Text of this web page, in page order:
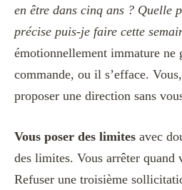
en être dans cinq ans ? Quelle
précise puis-je faire cette
émotionnellement immature
commande, ou il s’efface.
proposer une direction sans
Vous poser des limites avec
des limites. Vous arrêter quand
Refuser une troisième